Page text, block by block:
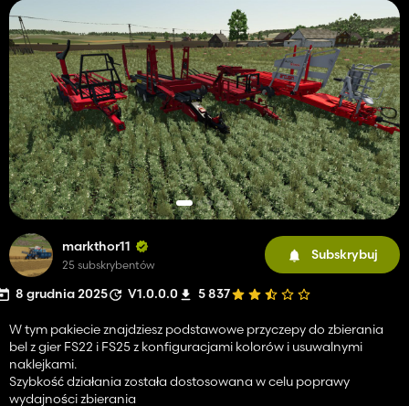
markthor11
25 subskrybentów
Subskrybuj
8 grudnia 2025 V1.0.0.0 5 837
W tym pakiecie znajdziesz podstawowe przyczepy do zbierania
bel z gier FS22 i FS25 z konfiguracjami kolorów i usuwalnymi
naklejkami.
Szybkość działania została dostosowana w celu poprawy
wydajności zbierania